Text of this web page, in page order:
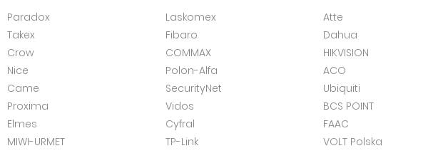
Paradox
Takex
Crow
Nice
Came
Proxima
Elmes
MIWI-URMET
Laskomex
Fibaro
COMMAX
Polon-Alfa
SecurityNet
Vidos
Cyfral
TP-Link
Atte
Dahua
HIKVISION
ACO
Ubiquiti
BCS POINT
FAAC
VOLT Polska